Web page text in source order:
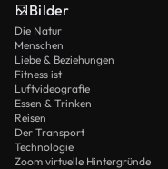
Bilder
Die Natur
Menschen
Liebe & Beziehungen
Fitness ist
Luftvideografie
Essen & Trinken
Reisen
Der Transport
Technologie
Zoom virtuelle Hintergründe